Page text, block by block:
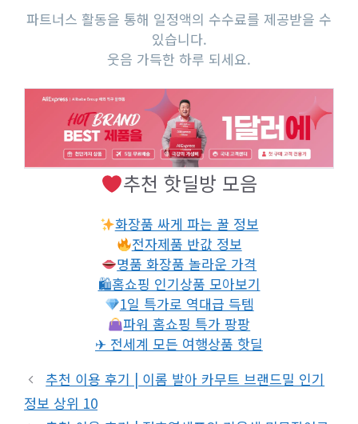
파트너스 활동을 통해 일정액의 수수료를 제공받을 수
있습니다.
웃음 가득한 하루 되세요.
추천 핫딜방 모음
화장품 싸게 파는 꿀 정보
전자제품 반값 정보
명품 화장품 놀라운 가격
🛍홈쇼핑 인기상품 모아보기
1일 특가로 역대급 득템
파워 홈쇼핑 특가 팡팡
✈ 전세계 모든 여행상품 핫딜
추천 이용 후기 | 이롬 발아 카무트 브랜드밀 인기
정보 상위 10